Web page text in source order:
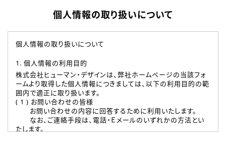
個人情報の取り扱いについて
個人情報の取り扱いについて
1. 個人情報の利用目的
株式会社ヒューマン・デザインは、弊社ホームページの当該フォ
ームより取得した個人情報につきましては、以下の利用目的の範
囲内で適正に取り扱います。
( 1 ) お問い合わせの皆様
お問い合わせの内容に回答するために利用いたします。
なお、ご連絡手段は、電話・Ｅメールのいずれかの方法とい
たします。